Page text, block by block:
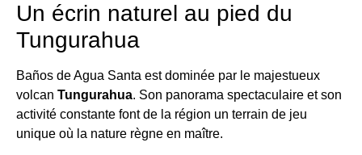
Un écrin naturel au pied du
Tungurahua
Baños de Agua Santa est dominée par le majestueux
volcan Tungurahua. Son panorama spectaculaire et son
activité constante font de la région un terrain de jeu
unique où la nature règne en maître.